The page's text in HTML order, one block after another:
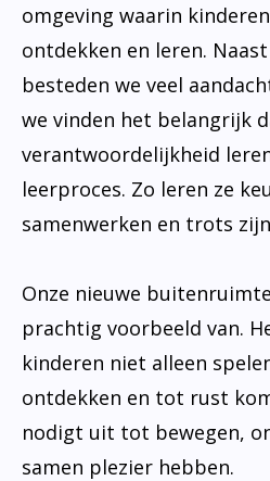
omgeving waarin
ontdekken en leren.
besteden we veel
we vinden het belangrijk
verantwoordelijkheid
leerproces. Zo leren ze
samenwerken en trots
Onze nieuwe
prachtig voorbeeld van.
kinderen niet alleen
ontdekken en tot rust
nodigt uit tot bewegen,
samen plezier hebben.